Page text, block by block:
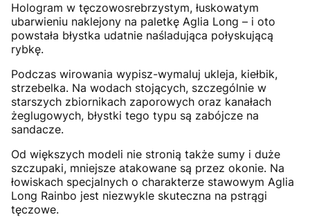
Hologram w tęczowosrebrzystym, łuskowatym
ubarwieniu naklejony na paletkę Aglia Long – i oto
powstała błystka udatnie naśladująca połyskującą
rybkę.
Podczas wirowania wypisz-wymaluj ukleja, kiełbik,
strzebelka. Na wodach stojących, szczególnie w
starszych zbiornikach zaporowych oraz kanałach
żeglugowych, błystki tego typu są zabójcze na
sandacze.
Od większych modeli nie stronią także sumy i duże
szczupaki, mniejsze atakowane są przez okonie. Na
łowiskach specjalnych o charakterze stawowym Aglia
Long Rainbo jest niezwykle skuteczna na pstrągi
tęczowe.